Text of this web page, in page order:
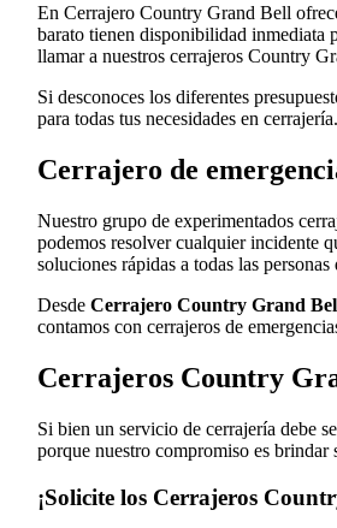
En Cerrajero Country Grand Bell
barato tienen disponibilidad inmediata
llamar a nuestros cerrajeros Country
Si desconoces los diferentes
para todas tus necesidades en cerrajería.
Cerrajero de
Nuestro grupo de experimentados
podemos resolver cualquier incidente
soluciones rápidas a todas las
DesdeCerrajero Country Grand
contamos con cerrajeros de
Cerrajeros Country
Si bien un servicio de cerrajería debe
porque nuestro compromiso es
¡Solicite los Cerrajeros